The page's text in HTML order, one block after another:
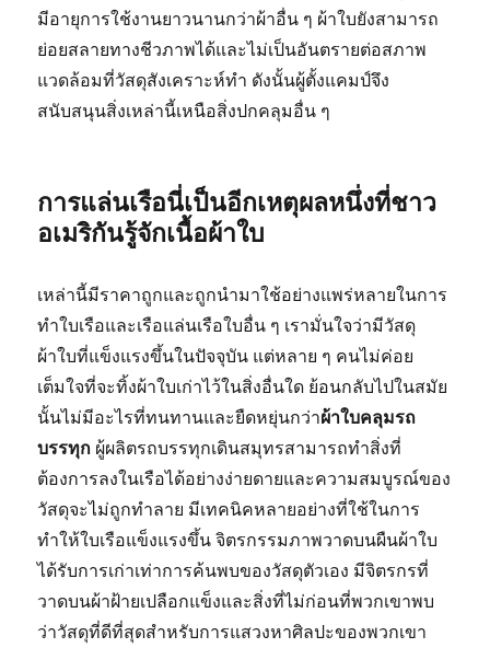
มีอายุการใช้งานยาวนานกว่าผ้าอื่น ๆ ผ้าใบยังสามารถ
ย่อยสลายทางชีวภาพได้และไม่เป็นอันตรายต่อสภาพ
แวดล้อมที่วัสดุสังเคราะห์ทำ ดังนั้นผู้ตั้งแคมป์จึง
สนับสนุนสิ่งเหล่านี้เหนือสิ่งปกคลุมอื่น ๆ
การแล่นเรือนี่เป็นอีกเหตุผลหนึ่งที่ชาว
อเมริกันรู้จักเนื้อผ้าใบ
เหล่านี้มีราคาถูกและถูกนำมาใช้อย่างแพร่หลายในการ
ทำใบเรือและเรือแล่นเรือใบอื่น ๆ เรามั่นใจว่ามีวัสดุ
ผ้าใบที่แข็งแรงขึ้นในปัจจุบัน แต่หลาย ๆ คนไม่ค่อย
เต็มใจที่จะทิ้งผ้าใบเก่าไว้ในสิ่งอื่นใด ย้อนกลับไปในสมัย
นั้นไม่มีอะไรที่ทนทานและยืดหยุ่นกว่าผ้าใบคลุมรถ
บรรทุก ผู้ผลิตรถบรรทุกเดินสมุทรสามารถทำสิ่งที่
ต้องการลงในเรือได้อย่างง่ายดายและความสมบูรณ์ของ
วัสดุจะไม่ถูกทำลาย มีเทคนิคหลายอย่างที่ใช้ในการ
ทำให้ใบเรือแข็งแรงขึ้น จิตรกรรมภาพวาดบนผืนผ้าใบ
ได้รับการเก่าเท่าการค้นพบของวัสดุตัวเอง มีจิตรกรที่
วาดบนผ้าฝ้ายเปลือกแข็งและสิ่งที่ไม่ก่อนที่พวกเขาพบ
ว่าวัสดุที่ดีที่สุดสำหรับการแสวงหาศิลปะของพวกเขา